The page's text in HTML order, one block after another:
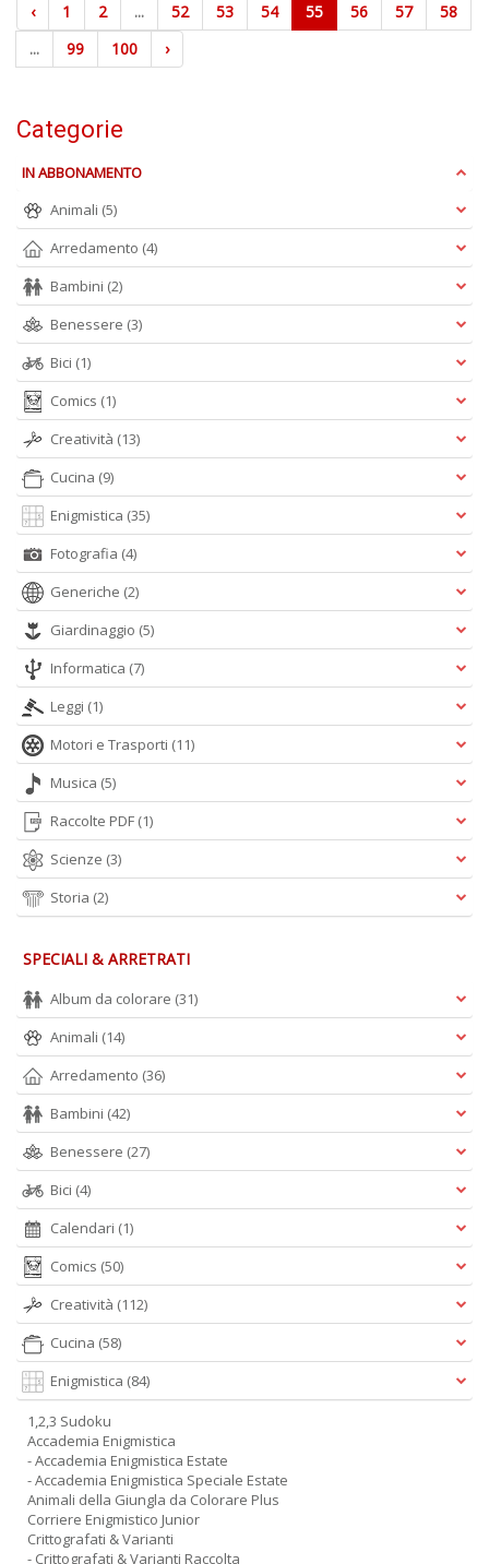
‹ 1 2 ... 52 53 54 55 56 57
58
...
99 100 ›
Categorie
IN ABBONAMENTO
Animali (5)
Arredamento (4)
Bambini (2)
Benessere (3)
Bici (1)
Comics (1)
Creatività (13)
Cucina (9)
Enigmistica (35)
Fotografia (4)
Generiche (2)
Giardinaggio (5)
Informatica (7)
Leggi (1)
Motori e Trasporti (11)
Musica (5)
Raccolte PDF (1)
Scienze (3)
Storia (2)
SPECIALI & ARRETRATI
Album da colorare (31)
Animali (14)
Arredamento (36)
Bambini (42)
Benessere (27)
Bici (4)
Calendari (1)
Comics (50)
Creatività (112)
Cucina (58)
Enigmistica (84)
1,2,3 Sudoku
Accademia Enigmistica
- Accademia Enigmistica Estate
- Accademia Enigmistica Speciale Estate
Animali della Giungla da Colorare Plus
Corriere Enigmistico Junior
Crittografati & Varianti
- Crittografati & Varianti Raccolta